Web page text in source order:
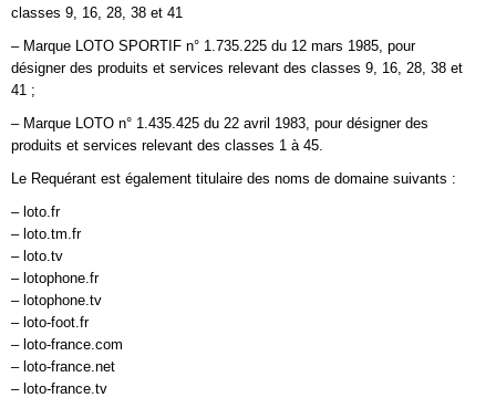
classes 9, 16, 28, 38 et 41
– Marque LOTO SPORTIF n° 1.735.225 du 12 mars 1985, pour
désigner des produits et services relevant des classes 9, 16, 28, 38 et
41 ;
– Marque LOTO n° 1.435.425 du 22 avril 1983, pour désigner des
produits et services relevant des classes 1 à 45.
Le Requérant est également titulaire des noms de domaine suivants :
– loto.fr
– loto.tm.fr
– loto.tv
– lotophone.fr
– lotophone.tv
– loto-foot.fr
– loto-france.com
– loto-france.net
– loto-france.tv